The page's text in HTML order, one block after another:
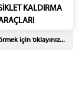
KALDIRMA
için tıklayınız...